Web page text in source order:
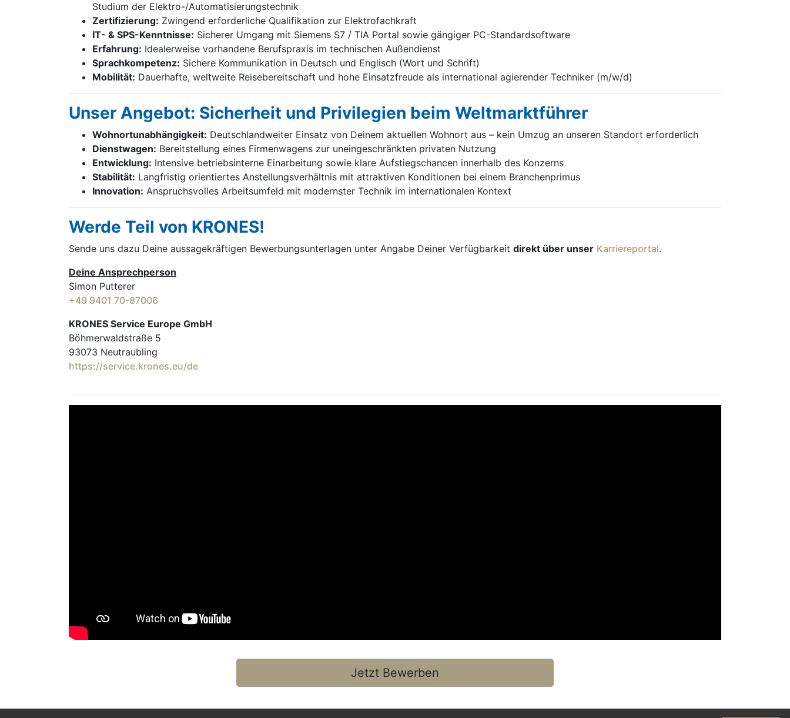
Studium der Elektro-/Automatisierungstechnik
Zertifizierung: Zwingend erforderliche Qualifikation zur Elektrofachkraft
IT- & SPS-Kenntnisse: Sicherer Umgang mit Siemens S7 / TIA Portal sowie gängiger PC-Standardsoftware
Erfahrung: Idealerweise vorhandene Berufspraxis im technischen Außendienst
Sprachkompetenz: Sichere Kommunikation in Deutsch und Englisch (Wort und Schrift)
Mobilität: Dauerhafte, weltweite Reisebereitschaft und hohe Einsatzfreude als international agierender Techniker (m/w/d)
Unser Angebot: Sicherheit und Privilegien beim Weltmarktführer
Wohnortunabhängigkeit: Deutschlandweiter Einsatz von Deinem aktuellen Wohnort aus – kein Umzug an unseren Standort erforderlich
Dienstwagen: Bereitstellung eines Firmenwagens zur uneingeschränkten privaten Nutzung
Entwicklung: Intensive betriebsinterne Einarbeitung sowie klare Aufstiegschancen innerhalb des Konzerns
Stabilität: Langfristig orientiertes Anstellungsverhältnis mit attraktiven Konditionen bei einem Branchenprimus
Innovation: Anspruchsvolles Arbeitsumfeld mit modernster Technik im internationalen Kontext
Werde Teil von KRONES!
Sende uns dazu Deine aussage­kräftigen Bewerbungsunterlagen unter Angabe Deiner Verfügbarkeit direkt über unser Karriereportal.
Deine Ansprechperson
Simon Putterer
+49 9401 70-87006
KRONES Service Europe GmbH
Böhmerwaldstraße 5
93073 Neutraubling
https://service.krones.eu/de
Jetzt Bewerben